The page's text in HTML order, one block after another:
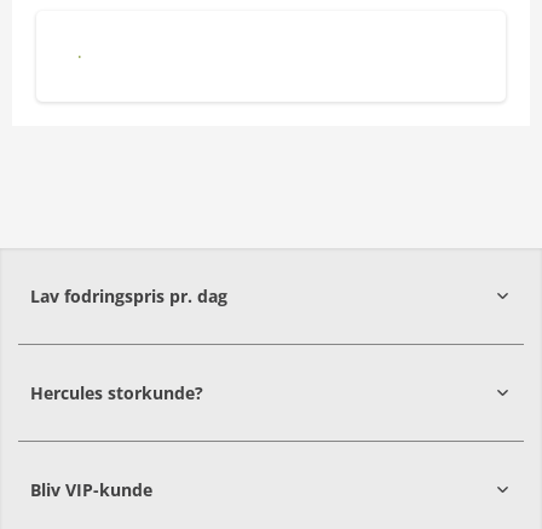
Hercules Treats Plus - Healthy Digestive
Lav fodringspris pr. dag
Hercules storkunde?
Bliv VIP-kunde